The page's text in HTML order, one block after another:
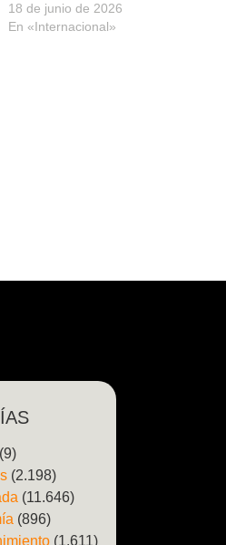
18 de junio de 2026
En «Internacional»
(9)
(2.198)
(11.646)
(896)
(1.611)